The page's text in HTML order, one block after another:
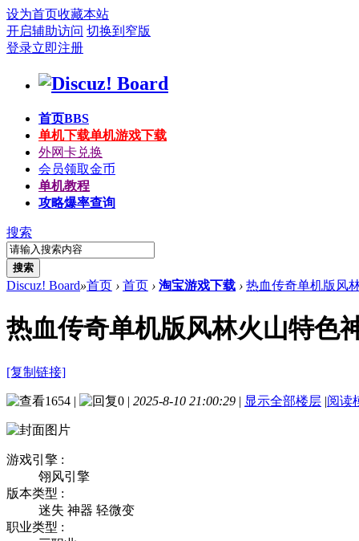
设为首页收藏本站
开启辅助访问 切换到窄版
登录立即注册
首页BBS
单机下载单机游戏下载
外网卡兑换
会员领取金币
单机教程
攻略爆率查询
搜索
搜索
Discuz! Board»首页 › 首页 › 淘宝游戏下载 › 热血传奇单机版风
热血传奇单机版风林火山特色
[复制链接]
1654 | 0 | 2025-8-10 21:00:29 | 显示全部楼层 |阅读
游戏引擎 :
翎风引擎
版本类型 :
迷失 神器 轻微变
职业类型 :